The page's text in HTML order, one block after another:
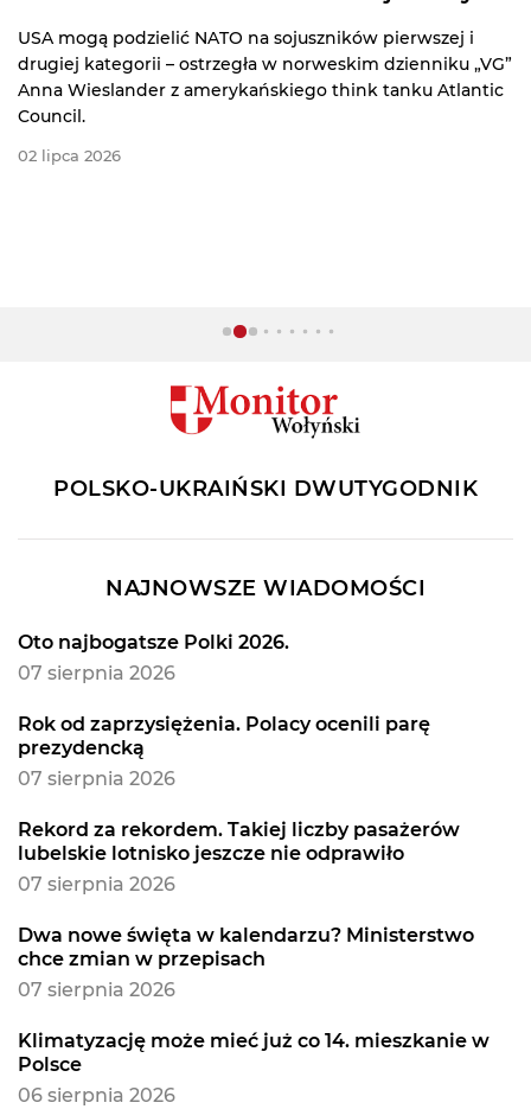
USA mogą podzielić NATO na sojuszników pierwszej i
drugiej kategorii – ostrzegła w norweskim dzienniku „VG”
Anna Wieslander z amerykańskiego think tanku Atlantic
Council.
02 lipca 2026
POLSKO-UKRAIŃSKI DWUTYGODNIK
NAJNOWSZE WIADOMOŚCI
Oto najbogatsze Polki 2026.
07 sierpnia 2026
Rok od zaprzysiężenia. Polacy ocenili parę
prezydencką
07 sierpnia 2026
Rekord za rekordem. Takiej liczby pasażerów
lubelskie lotnisko jeszcze nie odprawiło
07 sierpnia 2026
Dwa nowe święta w kalendarzu? Ministerstwo
chce zmian w przepisach
07 sierpnia 2026
Klimatyzację może mieć już co 14. mieszkanie w
Polsce
06 sierpnia 2026